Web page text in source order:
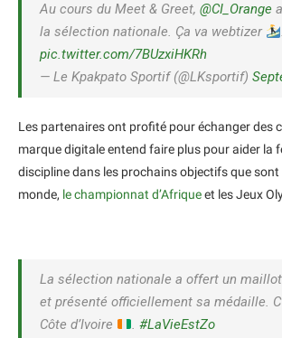
Au cours du Meet & Greet, @CI_Orange
la sélection nationale. Ça va webtizer
pic.twitter.com/7BUzxiHKRh
— Le Kpakpato Sportif (@LKsportif)
Les partenaires ont profité pour échanger des
marque digitale entend faire plus pour aider la
discipline dans les prochains objectifs que sont
monde, le championnat d’Afriqueet les Jeux
La sélection nationale a offert un
et présenté officiellement sa médaille.
Côte d’Ivoire
.#LaVieEstZo